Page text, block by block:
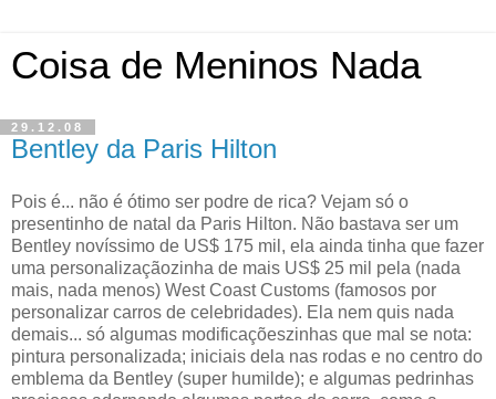
Coisa de Meninos Nada
29.12.08
Bentley da Paris Hilton
Pois é... não é ótimo ser podre de rica? Vejam só o
presentinho de natal da Paris Hilton. Não bastava ser um
Bentley novíssimo de US$ 175 mil, ela ainda tinha que fazer
uma personalizaçãozinha de mais US$ 25 mil pela (nada
mais, nada menos) West Coast Customs (famosos por
personalizar carros de celebridades). Ela nem quis nada
demais... só algumas modificaçõeszinhas que mal se nota:
pintura personalizada; iniciais dela nas rodas e no centro do
emblema da Bentley (super humilde); e algumas pedrinhas